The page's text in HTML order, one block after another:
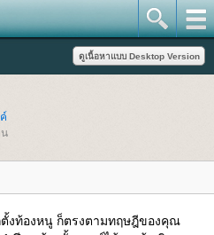
งท้องหนู ก็ตรงตามทฤษฎีของคุณ